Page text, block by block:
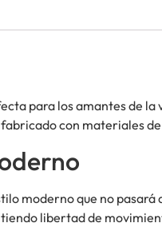
para los amantes de
con materiales
moderno que no
libertad de